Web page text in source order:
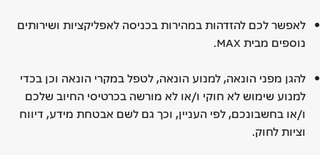
לאפשר לכם להזדהות במהירות בכניסה לאפליקציות ושירותים
נוספים מבית MAX.
להגן מפני הונאה, למנוע הונאה, לטפל במקרי הונאה וכן בכדי
למנוע שימוש לא חוקי ו/או לא מורשה בכרטיסי החיוב שלכם
ו/או בחשבונכם, לפי העניין, וכך גם לשם אבטחת מידע, דיווח
וציות לחוק.